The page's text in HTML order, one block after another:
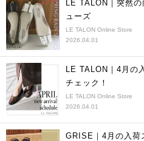
LE TALON｜突然
ューズ
LE TALON Online Store
2026.04.01
LE TALON｜4月の
チェック！
LE TALON Online Store
2026.04.01
GRISE｜4月の入荷